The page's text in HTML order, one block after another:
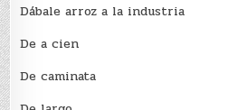
Dábale arroz a la industria
De a cien
De caminata